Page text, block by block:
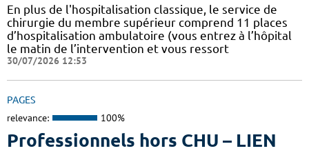
En plus de l'hospitalisation classique, le service de
chirurgie du membre supérieur comprend 11 places
d’hospitalisation ambulatoire (vous entrez à l’hôpital
le matin de l’intervention et vous ressort
30/07/2026 12:53
PAGES
relevance: 100%
Professionnels hors CHU – LIEN